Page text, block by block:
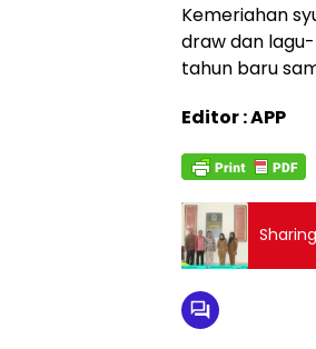
Kemeriahan
draw dan
tahun baru
Editor : APP